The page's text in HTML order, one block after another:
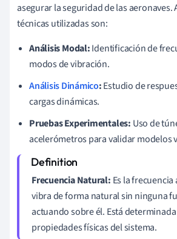
asegurar la seguridad de las aeronaves.
técnicas utilizadas son:
Análisis Modal:Identificación de
modos de vibración.
Análisis Dinámico:Estudio de
cargas dinámicas.
Pruebas Experimentales: Uso de
acelerómetros para validar modelos
Frecuencia Natural: Es la
vibra de forma natural sin ninguna
actuando sobre él. Está
propiedades físicas del sistema.